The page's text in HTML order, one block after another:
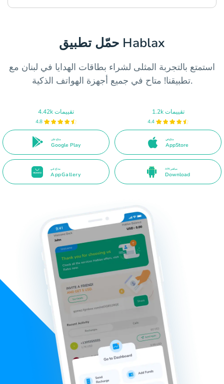
حمّل تطبيق Hablax
استمتع بالتجربة المثلى لشراء بطاقات الهدايا في لبنان مع
تطبيقنا! متاح في جميع أجهزة الهواتف الذكية.
4.42k تقييمات
4.8
متاح على
Google Play
1.2k تقييمات
4.4
متاح في
AppStore
متاح في
AppGallery
APK مباشر
Download